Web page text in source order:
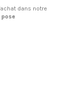
dans notre
pose